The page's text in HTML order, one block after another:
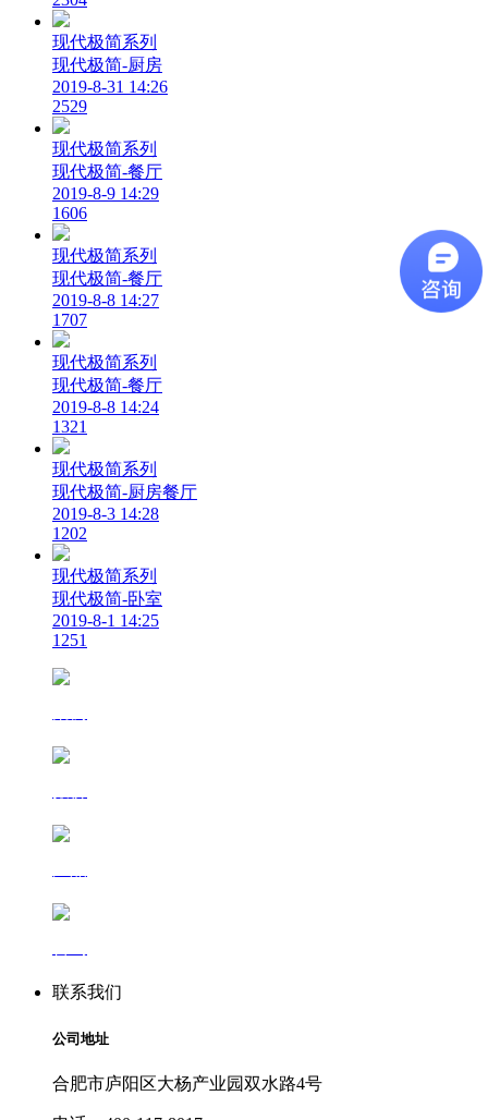
现代极简系列
现代极简-厨房
2019-8-31 14:26
2529
现代极简系列
现代极简-餐厅
2019-8-9 14:29
1606
现代极简系列
现代极简-餐厅
2019-8-8 14:27
1707
现代极简系列
现代极简-餐厅
2019-8-8 14:24
1321
现代极简系列
现代极简-厨房餐厅
2019-8-3 14:28
1202
现代极简系列
现代极简-卧室
2019-8-1 14:25
1251
联系我们
公司地址
合肥市庐阳区大杨产业园双水路4号